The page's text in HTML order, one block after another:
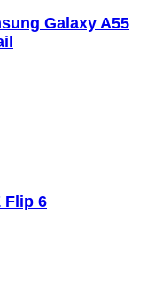
Galaxy A55
Flip 6